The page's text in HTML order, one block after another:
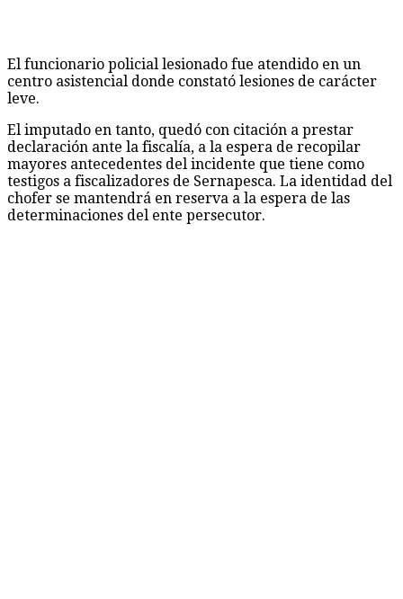
El funcionario policial lesionado fue atendido en un
centro asistencial donde constató lesiones de carácter
leve.
El imputado en tanto, quedó con citación a prestar
declaración ante la fiscalía, a la espera de recopilar
mayores antecedentes del incidente que tiene como
testigos a fiscalizadores de Sernapesca. La identidad del
chofer se mantendrá en reserva a la espera de las
determinaciones del ente persecutor.